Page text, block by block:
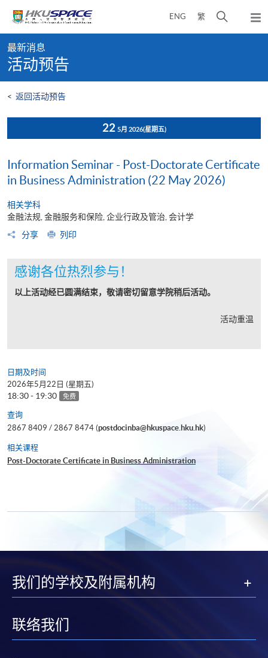
content
ENG 繁
开
弹
出
content
start
最新消息
活动预告
< 返回活动预告
22 5月 2026(星期五)
Information Seminar - Post-Doctorate Certificate
in Business Administration (22 May 2026)
相关学科
金融法规, 金融服务和保险, 企业行政及管治, 会计学
分享
列印
感谢各位热烈参与！
以上活动经已圆满结束，敬请密切留意学院稍后活动。
活动重温
日期及时间
2026年5月22日 (星期五)
18:30 - 19:30 免费
查询
2867 8409 / 2867 8474 (postdocinba@hkuspace.hku.hk)
相关课程
Post-Doctorate Certificate in Business Administration
我们的学校及附属机构
联络我们